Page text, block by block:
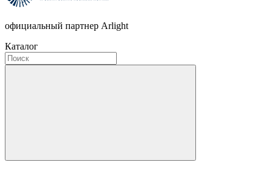
официальный партнер Arlight
Каталог